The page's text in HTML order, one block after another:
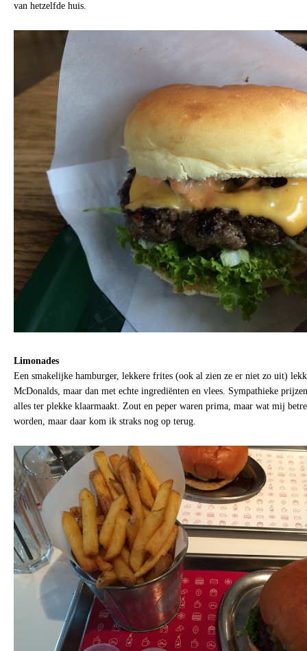
van hetzelfde huis.
Limonades
Een smakelijke hamburger, lekkere frites (ook al zien ze er niet zo uit)
McDonalds, maar dan met echte ingrediënten en vlees. Sympathieke
alles ter plekke klaarmaakt. Zout en peper waren prima, maar wat mij
worden, maar daar kom ik straks nog op terug.